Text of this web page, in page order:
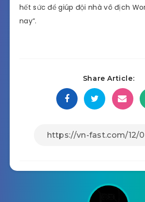
hết sức để giúp đội nhà vô địch
nay”.
Share Article: